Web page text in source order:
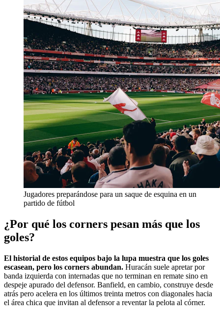
Jugadores preparándose para un saque de esquina en un
partido de fútbol
¿Por qué los corners pesan más que los
goles?
El historial de estos equipos bajo la lupa muestra que los goles
escasean, pero los corners abundan. Huracán suele apretar por
banda izquierda con internadas que no terminan en remate sino en
despeje apurado del defensor. Banfield, en cambio, construye desde
atrás pero acelera en los últimos treinta metros con diagonales hacia
el área chica que invitan al defensor a reventar la pelota al córner.